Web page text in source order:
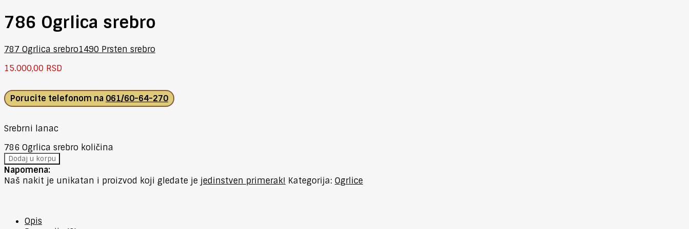
786 Ogrlica srebro
787 Ogrlica srebro1490 Prsten srebro
15.000,00 RSD
Porucite telefonom na 061/60-64-270
Srebrni lanac
786 Ogrlica srebro količina
Dodaj u korpu
Napomena:
Naš nakit je unikatan i proizvod koji gledate je jedinstven primerak! Kategorija: Ogrlice
Opis